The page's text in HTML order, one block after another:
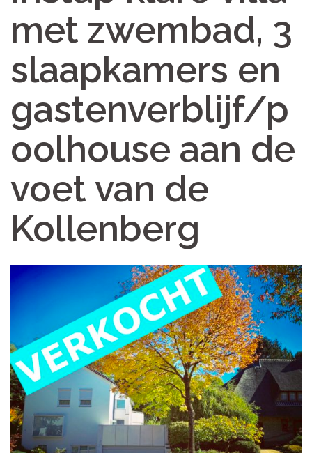
met zwembad, 3
slaapkamers en
gastenverblijf/p
oolhouse aan de
voet van de
Kollenberg